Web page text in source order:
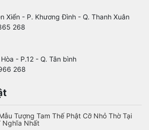
Xiển - P. Khương Đình - Q. Thanh Xuân
268
- P.12 - Q. Tân bình
268
Tượng Tam Thế Phật Cỡ Nhỏ Thờ Tại
Nghĩa Nhất